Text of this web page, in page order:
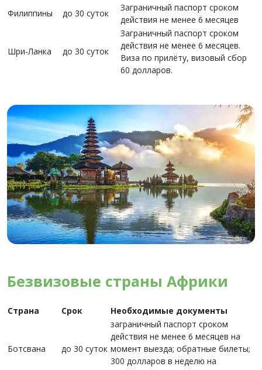
Филиппины до 30 суток
Заграничный паспорт сроком
действия не менее 6 месяцев
Шри-Ланка до 30 суток
Заграничный паспорт сроком
действия не менее 6 месяцев.
Виза по прилёту, визовый сбор
60 долларов.
Безвизовые страны Африки
Страна Срок Необходимые документы
Ботсвана до 30 суток
заграничный паспорт сроком
действия не менее 6 месяцев на
момент выезда; обратные билеты;
300 долларов в неделю на